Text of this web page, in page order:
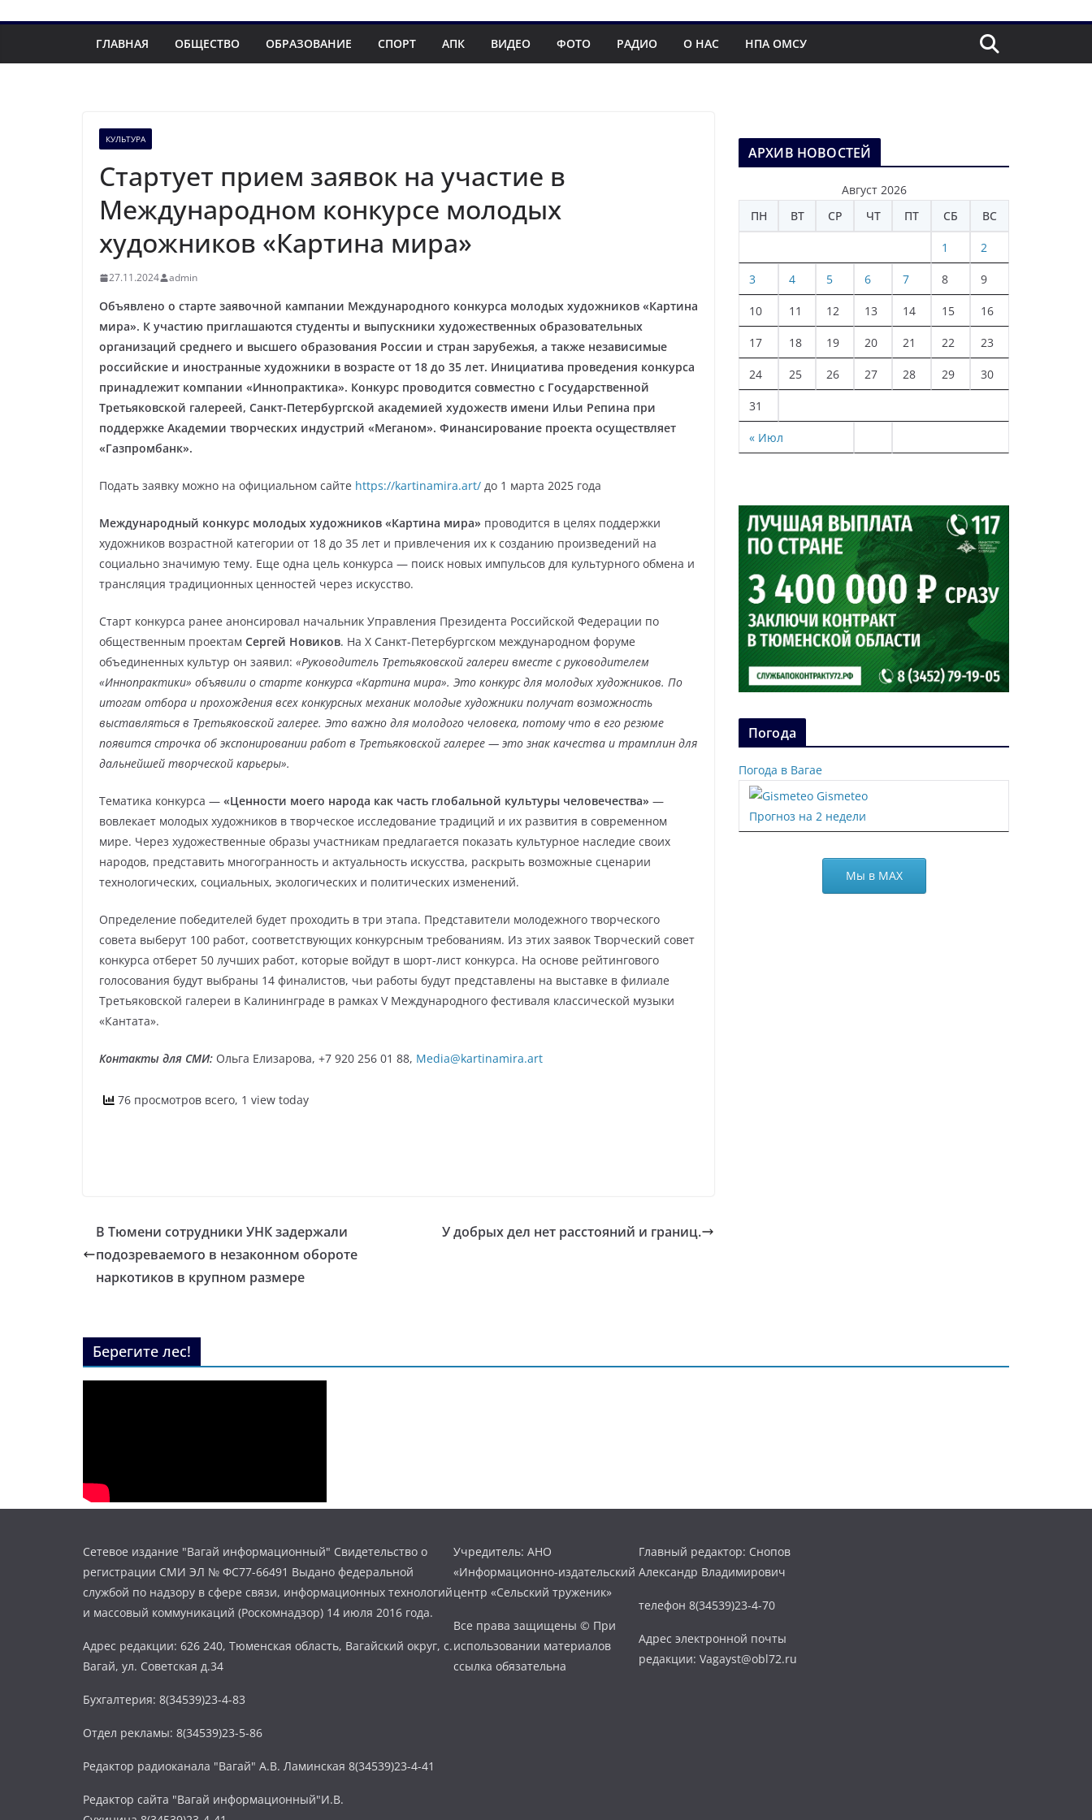
ГЛАВНАЯ ОБЩЕСТВО ОБРАЗОВАНИЕ СПОРТ АПК ВИДЕО ФОТО РАДИО О НАС НПА ОМСУ
КУЛЬТУРА
Стартует прием заявок на участие в
Международном конкурсе молодых
художников «Картина мира»
27.11.2024 admin
Объявлено о старте заявочной кампании Международного конкурса молодых художников «Картина
мира». К участию приглашаются студенты и выпускники художественных образовательных
организаций среднего и высшего образования России и стран зарубежья, а также независимые
российские и иностранные художники в возрасте от 18 до 35 лет. Инициатива проведения конкурса
принадлежит компании «Иннопрактика». Конкурс проводится совместно с Государственной
Третьяковской галереей, Санкт-Петербургской академией художеств имени Ильи Репина при
поддержке Академии творческих индустрий «Меганом». Финансирование проекта осуществляет
«Газпромбанк».
Подать заявку можно на официальном сайте https://kartinamira.art/ до 1 марта 2025 года
Международный конкурс молодых художников «Картина мира» проводится в целях поддержки
художников возрастной категории от 18 до 35 лет и привлечения их к созданию произведений на
социально значимую тему. Еще одна цель конкурса — поиск новых импульсов для культурного обмена и
трансляция традиционных ценностей через искусство.
Старт конкурса ранее анонсировал начальник Управления Президента Российской Федерации по
общественным проектам Сергей Новиков. На X Санкт-Петербургском международном форуме
объединенных культур он заявил: «Руководитель Третьяковской галереи вместе с руководителем
«Иннопрактики» объявили о старте конкурса «Картина мира». Это конкурс для молодых художников. По
итогам отбора и прохождения всех конкурсных механик молодые художники получат возможность
выставляться в Третьяковской галерее. Это важно для молодого человека, потому что в его резюме
появится строчка об экспонировании работ в Третьяковской галерее — это знак качества и трамплин для
дальнейшей творческой карьеры».
Тематика конкурса — «Ценности моего народа как часть глобальной культуры человечества» —
вовлекает молодых художников в творческое исследование традиций и их развития в современном
мире. Через художественные образы участникам предлагается показать культурное наследие своих
народов, представить многогранность и актуальность искусства, раскрыть возможные сценарии
технологических, социальных, экологических и политических изменений.
Определение победителей будет проходить в три этапа. Представители молодежного творческого
совета выберут 100 работ, соответствующих конкурсным требованиям. Из этих заявок Творческий совет
конкурса отберет 50 лучших работ, которые войдут в шорт-лист конкурса. На основе рейтингового
голосования будут выбраны 14 финалистов, чьи работы будут представлены на выставке в филиале
Третьяковской галереи в Калининграде в рамках V Международного фестиваля классической музыки
«Кантата».
Контакты для СМИ: Ольга Елизарова, +7 920 256 01 88, Media@kartinamira.art
76 просмотров всего, 1 view today
В Тюмени сотрудники УНК задержали
подозреваемого в незаконном обороте
наркотиков в крупном размере
У добрых дел нет расстояний и границ.
АРХИВ НОВОСТЕЙ
Август 2026
ПН
ВТ СР ЧТ ПТ СБ ВС
« Июл
1 2
3 4 5 6 7 8 9
10 11 12 13 14 15 16
17 18 19 20 21 22 23
24 25 26 27 28 29 30
31
Погода
Погода в Вагае
Gismeteo
Прогноз на 2 недели
Мы в МАХ
Берегите лес!
Сетевое издание "Вагай информационный" Свидетельство о
регистрации СМИ ЭЛ № ФС77-66491 Выдано федеральной
службой по надзору в сфере связи, информационных технологий
и массовый коммуникаций (Роскомнадзор) 14 июля 2016 года.
Адрес редакции: 626 240, Тюменская область, Вагайский округ, с.
Вагай, ул. Советская д.34
Бухгалтерия: 8(34539)23-4-83
Отдел рекламы: 8(34539)23-5-86
Редактор радиоканала "Вагай" А.В. Ламинская 8(34539)23-4-41
Редактор сайта "Вагай информационный"И.В.
Учредитель: АНО
«Информационно-издательский
центр «Сельский труженик»
Все права защищены © При
использовании материалов
ссылка обязательна
Главный редактор: Снопов
Александр Владимирович
телефон 8(34539)23-4-70
Адрес электронной почты
редакции: Vagayst@obl72.ru